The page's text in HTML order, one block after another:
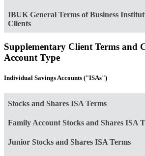
IBUK General Terms of Business
Clients
Supplementary Client Terms and
Account Type
Individual Savings Accounts ("ISAs")
Stocks and Shares ISA Terms
Family Account Stocks and Shares ISA
Junior Stocks and Shares ISA Terms